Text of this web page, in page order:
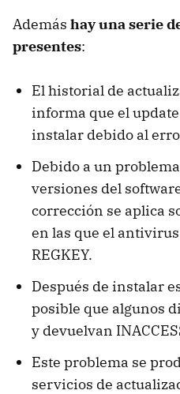
Además hay una serie
presentes:
El historial de
informa que el
instalar debido al
Debido a un
versiones del
corrección se aplica
en las que el
REGKEY.
Después de instalar
posible que algunos
y devuelvan
Este problema se
servicios de